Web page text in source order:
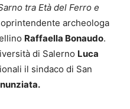
tra Età del Ferro e
archeologa
Raffaella Bonaudo.
di Salerno Luca
il sindaco di San